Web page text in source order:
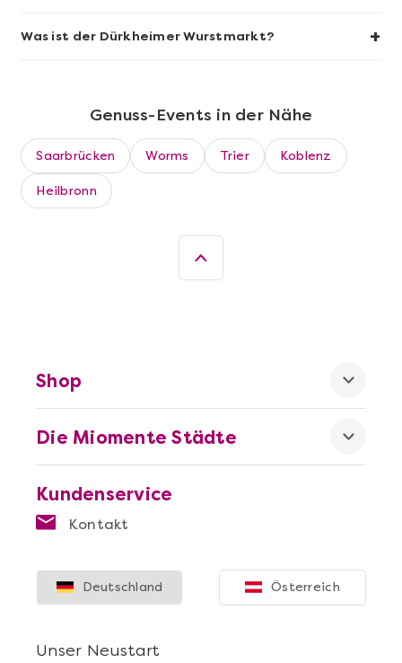
Mehr anzeigen
Mannheim erschmecken
Was ist der Dürkheimer Wurstmarkt? +
Genuss-Events in der Nähe
Saarbrücken Worms Trier Koblenz
Heilbronn
Kundenservice
Kontakt
Die Miomente Städte
Shop
Unser Neustart
Deutschland Österreich